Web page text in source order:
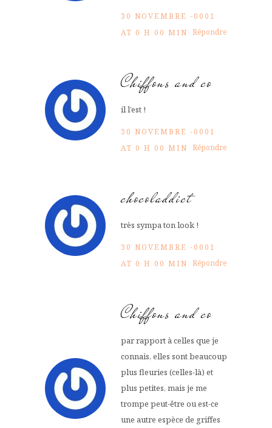
30 NOVEMBRE -0001
AT 0 H 00 MIN Répondre
Chiffons and co
il l’est !
30 NOVEMBRE -0001
AT 0 H 00 MIN Répondre
chocoladdict
très sympa ton look !
30 NOVEMBRE -0001
AT 0 H 00 MIN Répondre
Chiffons and co
par rapport à celles que je
connais, elles sont beaucoup
plus fleuries (celles-là) et
plus petites, mais je me
trompe peut-être ou est-ce
une autre espèce de griffes